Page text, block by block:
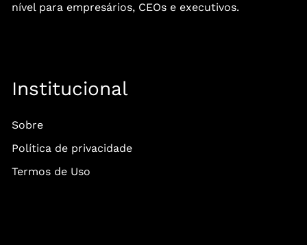
nível para empresários, CEOs e executivos.
Institucional
Sobre
Política de privacidade
Termos de Uso